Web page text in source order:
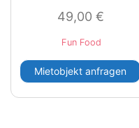
49,00 €
Fun Food
Mietobjekt anfragen